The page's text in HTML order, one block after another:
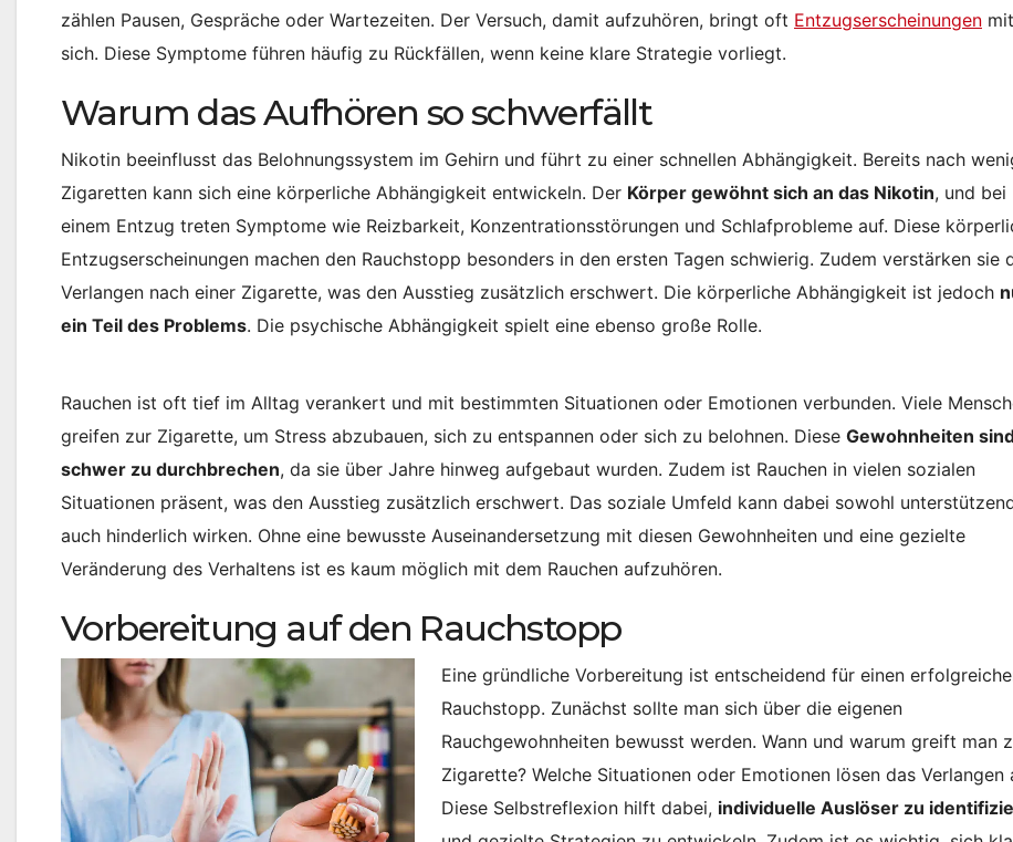
zählen Pausen, Gespräche oder Wartezeiten. Der Versuch, damit aufzuhören, bringt oft Entzugserscheinungen mit
sich. Diese Symptome führen häufig zu Rückfällen, wenn keine klare Strategie vorliegt.
Warum das Aufhören so schwerfällt
Nikotin beeinflusst das Belohnungssystem im Gehirn und führt zu einer schnellen Abhängigkeit. Bereits nach
Zigaretten kann sich eine körperliche Abhängigkeit entwickeln. Der Körper gewöhnt sich an das Nikotin, und bei
einem Entzug treten Symptome wie Reizbarkeit, Konzentrationsstörungen und Schlafprobleme auf. Diese
Entzugserscheinungen machen den Rauchstopp besonders in den ersten Tagen schwierig. Zudem verstärken sie
Verlangen nach einer Zigarette, was den Ausstieg zusätzlich erschwert. Die körperliche Abhängigkeit ist jedoch
ein Teil des Problems. Die psychische Abhängigkeit spielt eine ebenso große Rolle.
Rauchen ist oft tief im Alltag verankert und mit bestimmten Situationen oder Emotionen verbunden. Viele
greifen zur Zigarette, um Stress abzubauen, sich zu entspannen oder sich zu belohnen. Diese Gewohnheiten
schwer zu durchbrechen, da sie über Jahre hinweg aufgebaut wurden. Zudem ist Rauchen in vielen sozialen
Situationen präsent, was den Ausstieg zusätzlich erschwert. Das soziale Umfeld kann dabei sowohl
auch hinderlich wirken. Ohne eine bewusste Auseinandersetzung mit diesen Gewohnheiten und eine gezielte
Veränderung des Verhaltens ist es kaum möglich mit dem Rauchen aufzuhören.
Vorbereitung auf den Rauchstopp
Eine gründliche Vorbereitung ist entscheidend für einen
Rauchstopp. Zunächst sollte man sich über die eigenen
Rauchgewohnheiten bewusst werden. Wann und warum greift man
Zigarette? Welche Situationen oder Emotionen lösen das Verlangen
Diese Selbstreflexion hilft dabei, individuelle Auslöser zu